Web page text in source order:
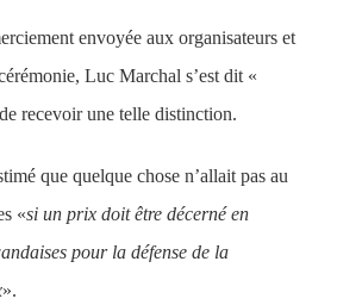
envoyée aux organisateurs et
Luc Marchal s’est dit «
recevoir une telle distinction.
que quelque chose n’allait pas au
«si un prix doit être décerné en
pour la défense de la
».